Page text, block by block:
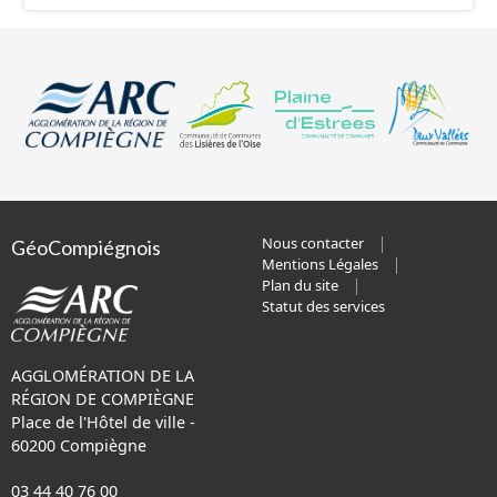
GéoCompiégnois
AGGLOMÉRATION DE LA
RÉGION DE COMPIÈGNE
Place de l'Hôtel de ville -
60200 Compiègne
03 44 40 76 00
Nous contacter
Mentions Légales
Plan du site
Statut des services